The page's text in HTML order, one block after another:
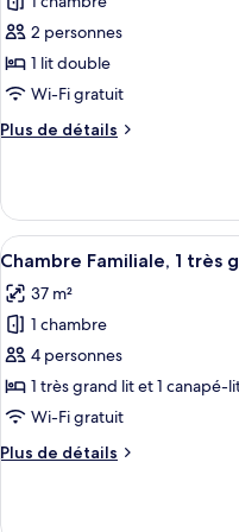
lit
double
photos
pour
ce
type
chambre :
Exécutive,
1
lit
double
2 personnes
1 lit double
Wi-Fi gratuit
Plus de détails
Plus
le
type
de
Suite
Studio
lit
double
Afficher
toutes
les
photos
pour
ce
type
chambre :
5
Chambre Familiale, 1 très
37 m²
1 chambre
4 personnes
1 très grand lit et 1 canapé-
Wi-Fi gratuit
Plus de détails
Plus